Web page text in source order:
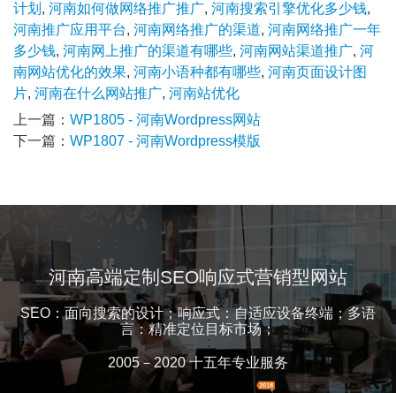
计划 , 河南如何做网络推广推广, 河南搜索引擎优化多少钱,
河南推广应用平台, 河南网络推广的渠道, 河南网络推广一年
多少钱, 河南网上推广的渠道有哪些, 河南网站渠道推广, 河
南网站优化的效果, 河南小语种都有哪些, 河南页面设计图
片, 河南在什么网站推广, 河南站优化
上一篇： WP1805 - 河南Wordpress网站
下一篇： WP1807 - 河南Wordpress模版
河南高端定制SEO响应式营销型网站
SEO：面向搜索的设计；响应式：自适应设备终端；多语
言：精准定位目标市场；
2005－2020 十五年专业服务